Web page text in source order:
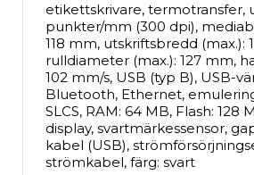
etikettskrivare, termotransfer,
punkter/mm (300 dpi),
118 mm, utskriftsbredd (max.):
rulldiameter (max.): 127 mm,
102 mm/s, USB (typ B), USB-
Bluetooth, Ethernet,
SLCS, RAM: 64 MB, Flash: 128
display, svartmärkessensor,
kabel (USB),
strömkabel, färg: svart